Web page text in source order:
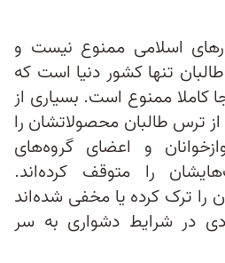
اسلامی ممنوع نیست و
تنها کشور دنیا است که
کاملا ممنوع است. بسیاری از
ترس طالبان محصولاتشان را
و اعضای گروه‌های
را متوقف کرده‌اند.
را ترک کرده یا مخفی شده‌اند
در شرایط دشواری به سر